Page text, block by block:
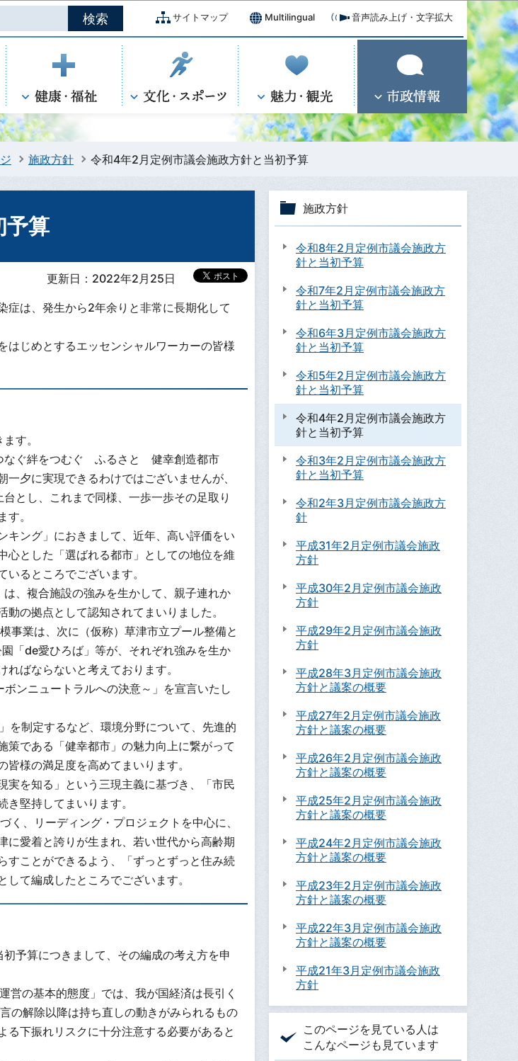
ページの本文へ移動
サイトマップ Multilingual 音声読み上げ・文字拡大
施政方針 令和4年2月定例市議会施政方針と当初予算
予算
更新日：2022年2月25日
症は、発生から2年余りと非常に長期化して
はじめとするエッセンシャルワーカーの皆様
す。
なぐ絆をつむぐ ふるさと 健幸創造都市
夕に実現できるわけではございませんが、
とし、これまで同様、一歩一歩その足取り
。
キング」におきまして、近年、高い評価をい
心とした「選ばれる都市」としての地位を維
るところでございます。
、複合施設の強みを生かして、親子連れか
の拠点として認知されてまいりました。
事業は、次に（仮称）草津市立プール整備と
「de愛ひろば」等が、それぞれ強みを生か
ばならないと考えております。
ンニュートラルへの決意～」を宣言いたし
を制定するなど、環境分野について、先進的
策である「健幸都市」の魅力向上に繋がって
様の満足度を高めてまいります。
実を知る」という三現主義に基づき、「市民
堅持してまいります。
、リーディング・プロジェクトを中心に、
に愛着と誇りが生まれ、若い世代から高齢期
すことができるよう、「ずっとずっと住み続
て編成したところでございます。
予算につきまして、その編成の考え方を申
営の基本的態度」では、我が国経済は長引く
の解除以降は持ち直しの動きがみられるもの
下振れリスクに十分注意する必要があると
施政方針
令和8年2月定例市議会施政方
針と当初予算
令和7年2月定例市議会施政方
針と当初予算
令和6年3月定例市議会施政方
針と当初予算
令和5年2月定例市議会施政方
針と当初予算
令和4年2月定例市議会施政方
針と当初予算
令和3年2月定例市議会施政方
針と当初予算
令和2年3月定例市議会施政方
針
平成31年2月定例市議会施政
方針
平成30年2月定例市議会施政
方針
平成29年2月定例市議会施政
方針
平成28年3月定例市議会施政
方針と議案の概要
平成27年2月定例市議会施政
方針と議案の概要
平成26年2月定例市議会施政
方針と議案の概要
平成25年2月定例市議会施政
方針と議案の概要
平成24年2月定例市議会施政
方針と議案の概要
平成23年2月定例市議会施政
方針と議案の概要
平成22年3月定例市議会施政
方針と議案の概要
平成21年3月定例市議会施政
方針
このページを見ている人は
こんなページも見ています